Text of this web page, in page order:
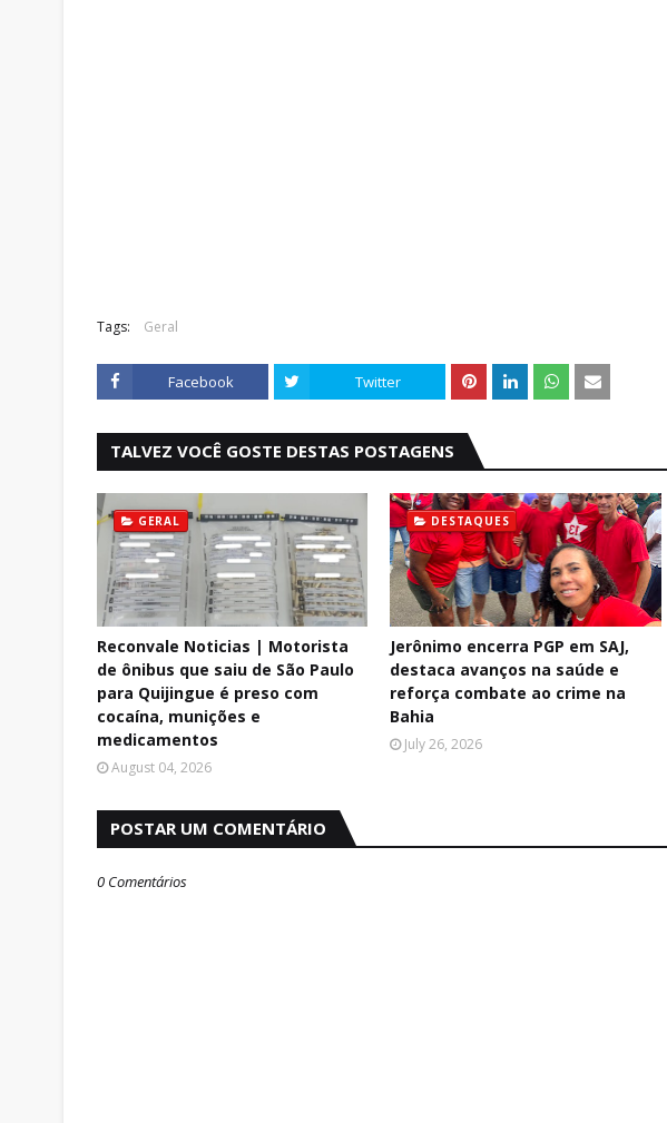
Tags: Geral
Facebook Twitter
TALVEZ VOCÊ GOSTE DESTAS POSTAGENS
GERAL
Reconvale Noticias | Motorista
de ônibus que saiu de São Paulo
para Quijingue é preso com
cocaína, munições e
medicamentos
August 04, 2026
DESTAQUES
Jerônimo encerra PGP em SAJ,
destaca avanços na saúde e
reforça combate ao crime na
Bahia
July 26, 2026
POSTAR UM COMENTÁRIO
0 Comentários